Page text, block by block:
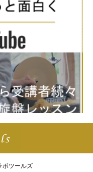
ボツールズ